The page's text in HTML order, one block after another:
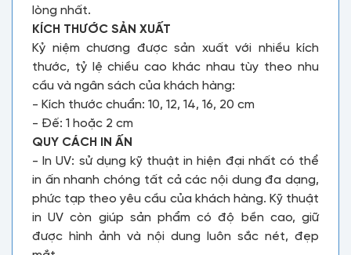
lòng nhất.
KÍCH THƯỚC SẢN XUẤT
Kỷ niệm chương được sản xuất với nhiều kích
thước, tỷ lệ chiều cao khác nhau tùy theo nhu
cầu và ngân sách của khách hàng:
- Kích thước chuẩn: 10, 12, 14, 16, 20 cm
- Đế: 1 hoặc 2 cm
QUY CÁCH IN ẤN
- In UV: sử dụng kỹ thuật in hiện đại nhất có thể
in ấn nhanh chóng tất cả các nội dung đa dạng,
phức tạp theo yêu cầu của khách hàng. Kỹ thuật
in UV còn giúp sản phẩm có độ bền cao, giữ
được hình ảnh và nội dung luôn sắc nét, đẹp